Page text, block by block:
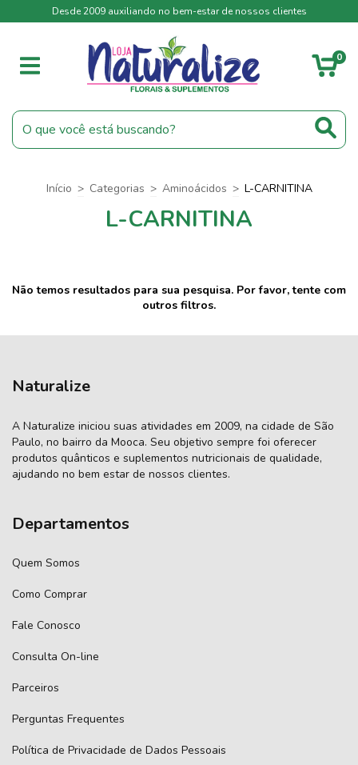
Desde 2009 auxiliando no bem-estar de nossos clientes
0
Início > Categorias > Aminoácidos > L-CARNITINA
L-CARNITINA
Não temos resultados para sua pesquisa. Por favor, tente com
outros filtros.
Naturalize
A Naturalize iniciou suas atividades em 2009, na cidade de São
Paulo, no bairro da Mooca. Seu objetivo sempre foi oferecer
produtos quânticos e suplementos nutricionais de qualidade,
ajudando no bem estar de nossos clientes.
Departamentos
Quem Somos
Como Comprar
Fale Conosco
Consulta On-line
Parceiros
Perguntas Frequentes
Política de Privacidade de Dados Pessoais